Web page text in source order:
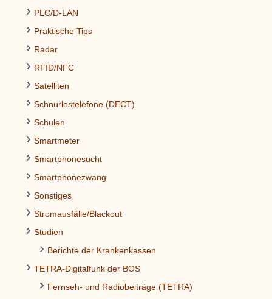
PLC/D-LAN
Praktische Tips
Radar
RFID/NFC
Satelliten
Schnurlostelefone (DECT)
Schulen
Smartmeter
Smartphonesucht
Smartphonezwang
Sonstiges
Stromausfälle/Blackout
Studien
Berichte der Krankenkassen
TETRA-Digitalfunk der BOS
Fernseh- und Radiobeiträge (TETRA)